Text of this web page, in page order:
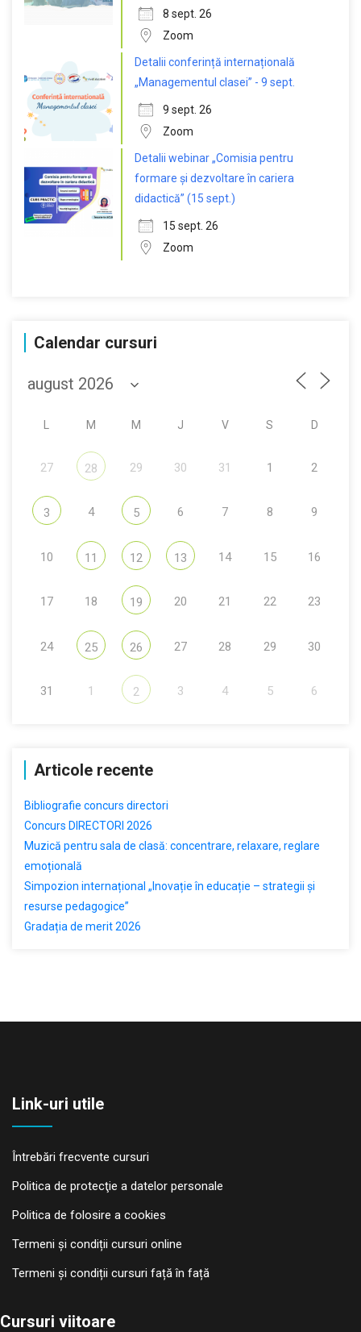
8 sept. 26
Zoom
Detalii conferință internațională
„Managementul clasei” - 9 sept.
9 sept. 26
Zoom
Detalii webinar „Comisia pentru
formare și dezvoltare în cariera
didactică” (15 sept.)
15 sept. 26
Zoom
Calendar cursuri
M M J V S D
27 28 29 30 31 1 2
3 4 5 6 7 8 9
10 11 12 13 14 15 16
17 18 19 20 21 22 23
24 25 26 27 28 29 30
31 1 2 3 4 5 6
Articole recente
Bibliografie concurs directori
Concurs DIRECTORI 2026
Muzică pentru sala de clasă: concentrare, relaxare, reglare
emoțională
Simpozion internațional „Inovație în educație – strategii și
resurse pedagogice”
Gradația de merit 2026
Link-uri utile
Întrebări frecvente cursuri
Politica de protecţie a datelor personale
Politica de folosire a cookies
Termeni și condiții cursuri online
Termeni și condiții cursuri față în față
Cursuri viitoare